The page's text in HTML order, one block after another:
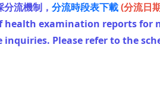
流機制， 分流時段表下載(分流日
health examination reports
Please refer to the